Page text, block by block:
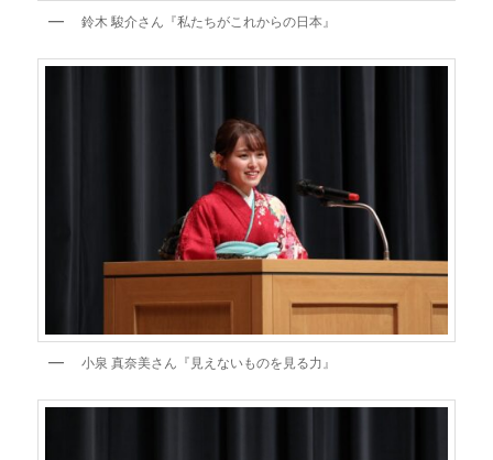
鈴木 駿介さん『私たちがこれからの日本』
小泉 真奈美さん『見えないものを見る力』